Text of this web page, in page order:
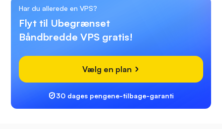
Har du allerede en VPS?
Flyt til Ubegrænset
Båndbredde VPS gratis!
Vælg en plan
30 dages pengene-tilbage-garanti